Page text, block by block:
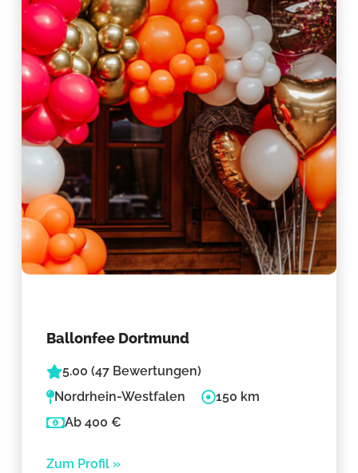
Ballonfee Dortmund
5.00 (47 Bewertungen)
Nordrhein-Westfalen
150 km
Ab 400 €
Zum Profil »